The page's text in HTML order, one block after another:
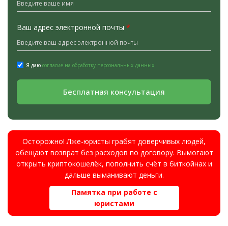
Ваш адрес электронной почты *
Я даю согласие на обработку персональных данных.
Бесплатная консультация
Осторожно! Лже-юристы грабят доверчивых людей,
обещают возврат без расходов по договору. Вымогают
открыть криптокошелёк, пополнить счёт в биткойнах и
дальше выманивают деньги.
Памятка при работе с
юристами